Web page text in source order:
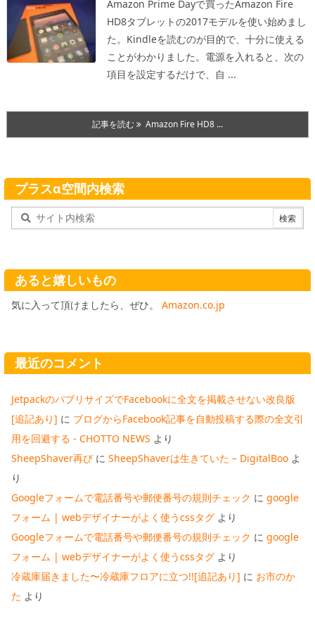
Amazon Prime Dayで買ったAmazon Fire
HD8タブレットの2017モデルを使い始めまし
た。Kindleを読むのが目的で、十分に使える
ことがわかりました。 電源を入れると、次の
項目を設定するだけで、自 ...
記事を読む Amazon Fire HD8 ...
プラスα空間内検索
あると嬉しいもの
気に入って頂けましたら、ぜひ。 Amazon.co.jp
最近のコメント
JetpackのパブリサイズでFacebookに全文を掲載させない改良版
[追記あり] に ブログからFacebook記事を自動投稿する際の全文引
用を回避する - CHOTTO NEWS より
SheepShaver再び に SheepShaverは生きていた – DigitalBoo よ
り
Googleフォームで電話番号や郵便番号の規則チェック に google
フォーム | webデザイナーがよく使うcssタグ より
Googleフォームで電話番号や郵便番号の規則チェック に google
フォーム | webデザイナーがよく使うcssタグ より
冷蔵庫届きました〜冷蔵庫フロアに立つ!![追記あり] に お市のか
た より